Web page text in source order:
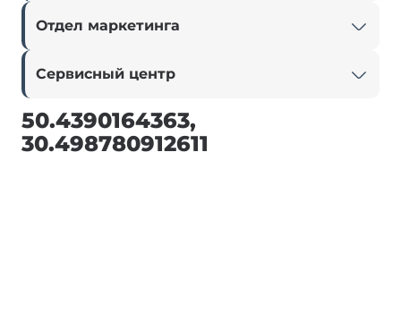
Отдел маркетинга
Сервисный центр
50.4390164363,
30.498780912611